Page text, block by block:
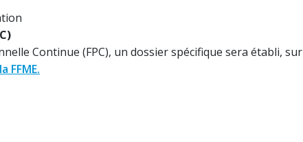
Continue (FPC), un dossier spécifique sera établi, sur
FFME.